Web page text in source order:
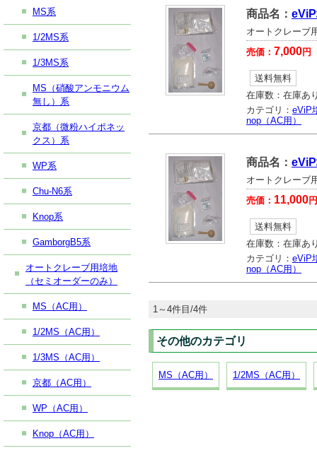
商品名：
オートクレーブ
売価： 7,000円
送料無料
在庫数： 在庫あ
カテゴリ： eViP
nop（AC用）
商品名：
オートクレーブ
売価： 11,000円
送料無料
在庫数： 在庫あ
カテゴリ： eViP
nop（AC用）
1～4件目/4件
その他のカテゴリ
MS（AC用） 1/2MS（AC用）
MS系
1/2MS系
1/3MS系
MS（硝酸アンモニウム
無し）系
京都（微粉ハイポネッ
クス）系
WP系
Chu-N6系
Knop系
GamborgB5系
オートクレーブ用培地
（セミオーダーのみ）
MS（AC用）
1/2MS（AC用）
1/3MS（AC用）
京都（AC用）
WP（AC用）
Knop（AC用）